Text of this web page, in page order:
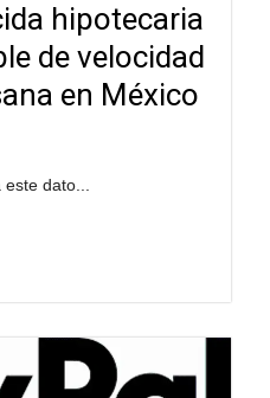
hipotecaria
de velocidad
en México
este dato...